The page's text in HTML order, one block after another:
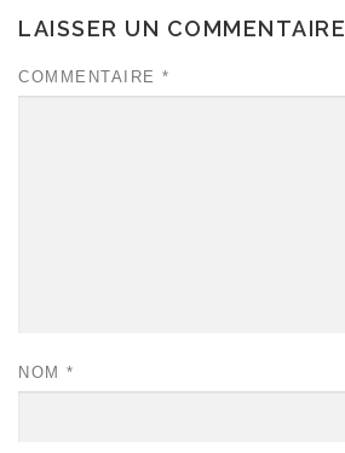
LAISSER UN COMMENTAIRE
COMMENTAIRE *
NOM *